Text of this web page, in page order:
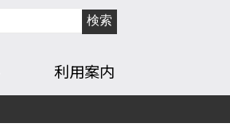
利用案内